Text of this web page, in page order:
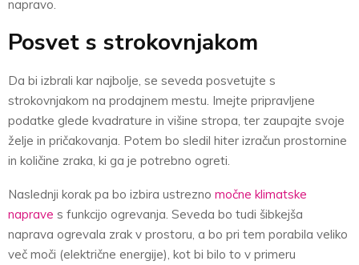
napravo.
Posvet s strokovnjakom
Da bi izbrali kar najbolje, se seveda posvetujte s
strokovnjakom na prodajnem mestu. Imejte pripravljene
podatke glede kvadrature in višine stropa, ter zaupajte svoje
želje in pričakovanja. Potem bo sledil hiter izračun prostornine
in količine zraka, ki ga je potrebno ogreti.
Naslednji korak pa bo izbira ustrezno močne klimatske
naprave s funkcijo ogrevanja. Seveda bo tudi šibkejša
naprava ogrevala zrak v prostoru, a bo pri tem porabila veliko
več moči (električne energije), kot bi bilo to v primeru